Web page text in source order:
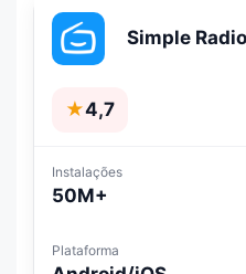
Simple
★4,7
Instalações
50M+
Plataforma